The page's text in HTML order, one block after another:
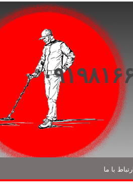
ارتباط با ما